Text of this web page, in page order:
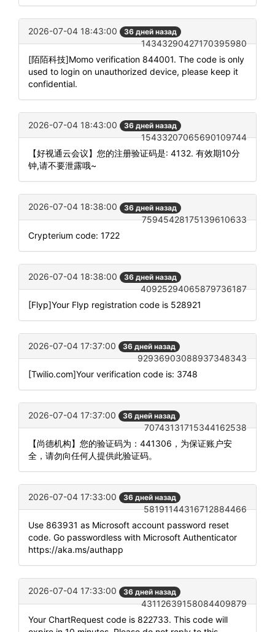
2026-07-04 18:43:00 36 дней назад
14343290427170395980
[陌陌科技]Momo verification 844001. The code is only
used to login on unauthorized device, please keep it
confidential.
2026-07-04 18:43:00 36 дней назад
15433207065690109744
【好视通云会议】您的注册验证码是: 4132. 有效期10分
钟,请不要泄露哦~
2026-07-04 18:38:00 36 дней назад
75945428175139610633
Crypterium code: 1722
2026-07-04 18:38:00 36 дней назад
40925294065879736187
[Flyp]Your Flyp registration code is 528921
2026-07-04 17:37:00 36 дней назад
92936903088937348343
[Twilio.com]Your verification code is: 3748
2026-07-04 17:37:00 36 дней назад
70743131715344162538
【尚德机构】您的验证码为：441306，为保证账户安
全，请勿向任何人提供此验证码。
2026-07-04 17:33:00 36 дней назад
58191144316712884466
Use 863931 as Microsoft account password reset
code. Go passwordless with Microsoft Authenticator
https://aka.ms/authapp
2026-07-04 17:33:00 36 дней назад
43112639158084409879
Your ChartRequest code is 822733. This code will